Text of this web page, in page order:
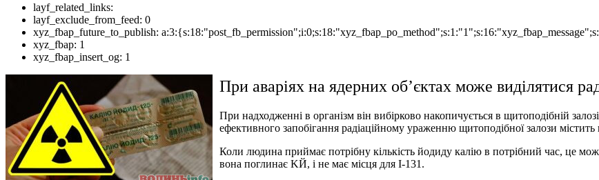
layf_related_links:
layf_exclude_from_feed: 0
xyz_fbap_future_to_publish:
xyz_fbap: 1
xyz_fbap_insert_og: 1
При аваріях на ядерних об’єктах може виділятися
При надходженні в організм він вибірково накопичується в щитоподібній
ефективного запобігання радіаційному ураженню щитоподібної залози
Коли людина приймає потрібну кількість йодиду калію в потрібний час, це
вона поглинає KЙ, і не має місця для І-131.